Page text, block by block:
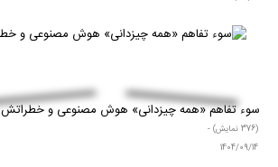
سوء‌ تفاهم «همه‌ چیزدانی» هوش مصنوعی و خطراتش
(376 نمایش) -
1404/09/14